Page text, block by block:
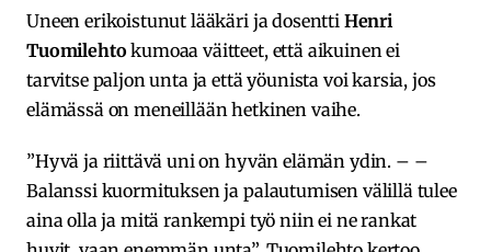
Uneen erikoistunut lääkäri ja dosentti Henri
Tuomilehto kumoaa väitteet, että aikuinen ei
tarvitse paljon unta ja että yöunista voi karsia, jos
elämässä on meneillään hetkinen vaihe.
”Hyvä ja riittävä uni on hyvän elämän ydin. – –
Balanssi kuormituksen ja palautumisen välillä tulee
aina olla ja mitä rankempi työ niin ei ne rankat